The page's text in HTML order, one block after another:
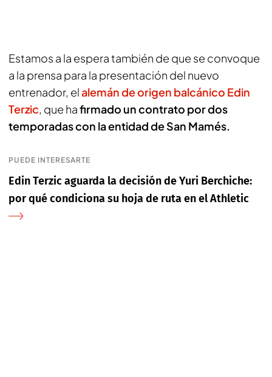
Estamos a la espera también de que se convoque
a la prensa para la presentación del nuevo
entrenador, elalemán de origen balcánico Edin
Terzic, que hafirmado un contrato por dos
temporadas con la entidad de San Mamés.
PUEDE INTERESARTE
Edin Terzic aguarda la decisión de Yuri Berchiche:
por qué condiciona su hoja de ruta en el Athletic